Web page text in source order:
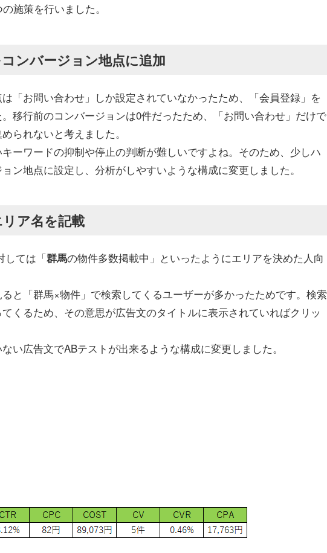
施策を行いました。
ンバージョン地点に追加
「お問い合わせ」しか設定されていなかったため、「会員登録」を
移行前のコンバージョンは0件だったため、「お問い合わせ」だけで
られないと考えました。
ーワードの抑制や停止の判断が難しいですよね。そのため、少しハ
ン地点に設定し、分析がしやすいような構成に変更しました。
ア名を記載
しては「群馬の物件多数掲載中」といったようにエリアを決めた人向
と「群馬×物件」で検索してくるユーザーが多かったためです。検索
くるため、その意思が広告文のタイトルに表示されていればクリッ
い広告文でABテストが出来るような構成に変更しました。